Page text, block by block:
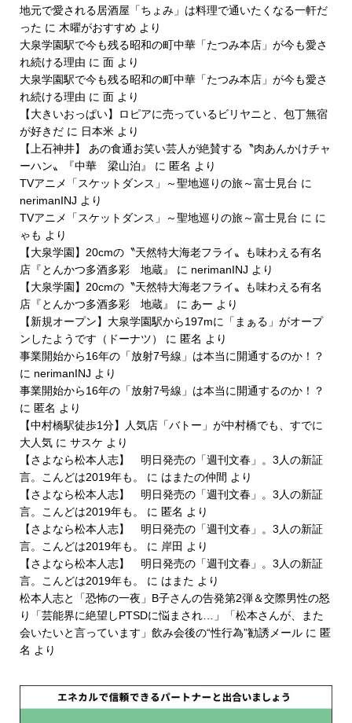
地元で愛される居酒屋「ちょみ」は料理で通いたくなる一軒だ
った に 木曜がおすすめ より
大泉学園駅で今も残る昭和の町中華「たつみ本店」が今も愛さ
れ続ける理由 に 面より
大泉学園駅で今も残る昭和の町中華「たつみ本店」が今も愛さ
れ続ける理由 に 面より
【大きいおっぱい】ロピアに売っているビリヤニと、包丁無宿
が好きだに 日本米より
【上石神井】 あの食通お笑い芸人が絶賛する〝肉あんかけチャ
ーハン〟『中華 梁山泊』
に 匿名 より
TVアニメ「スケットダンス」～聖地巡りの旅～富士見台 に
nerimanINJ より
TVアニメ「スケットダンス」～聖地巡りの旅～富士見台 に に
ゃも より
【大泉学園】20cmの〝天然特大海老フライ〟も味わえる有名
店『とんかつ多酒多彩 地蔵』
に nerimanINJ より
【大泉学園】20cmの〝天然特大海老フライ〟も味わえる有名
店『とんかつ多酒多彩 地蔵』
に あー より
【新規オープン】大泉学園駅から197mに「まぁる」がオープ
ンしたようです（ドーナツ）
に 匿名 より
事業開始から16年の「放射7号線」は本当に開通するのか！？
に nerimanINJ より
事業開始から16年の「放射7号線」は本当に開通するのか！？
に 匿名 より
【中村橋駅徒歩1分】人気店「バトー」が中村橋でも、すでに
大人気に サスケ より
【さよなら松本人志】 明日発売の「週刊文春」。3人の新証
言。こんどは2019年も。
に はまたの仲間 より
【さよなら松本人志】 明日発売の「週刊文春」。3人の新証
言。こんどは2019年も。
に 匿名 より
【さよなら松本人志】 明日発売の「週刊文春」。3人の新証
言。こんどは2019年も。
に 岸田 より
【さよなら松本人志】 明日発売の「週刊文春」。3人の新証
言。こんどは2019年も。
に はまた より
松本人志と「恐怖の一夜」B子さんの告発第2弾＆交際男性の怒
り「芸能界に絶望しPTSDに悩まされ…」「松本さんが、また
会いたいと言っています」飲み会後の“性行為”勧誘メールに 匿
名 より